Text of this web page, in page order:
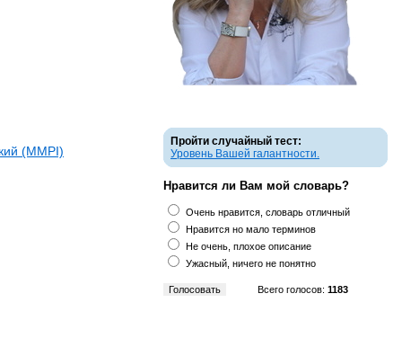
(ММPI)
Пройти случайный тест:
Уровень Вашей галантности.
Нравится ли Вам мой словарь?
Очень нравится, словарь отличный
Нравится но мало терминов
Не очень, плохое описание
Ужасный, ничего не понятно
Всего голосов: 1183